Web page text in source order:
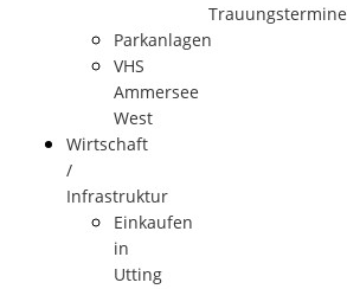
Trauungstermine
Parkanlagen
VHS
Ammersee
West
Wirtschaft
/
Infrastruktur
Einkaufen
in
Utting